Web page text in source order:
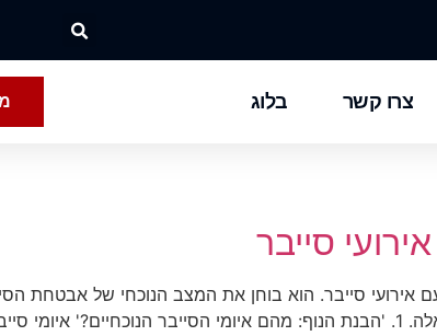
צרו קשר בלוג
סייבר
סייבר. הוא בוחן את המצב הנוכחי של אבטחת
שונים לניהול איומי סייבר, ומציע המלצות מעניינות לשיפור החוסן נגד תקריות כאלה. 1. 'הבנת הנוף: מהם